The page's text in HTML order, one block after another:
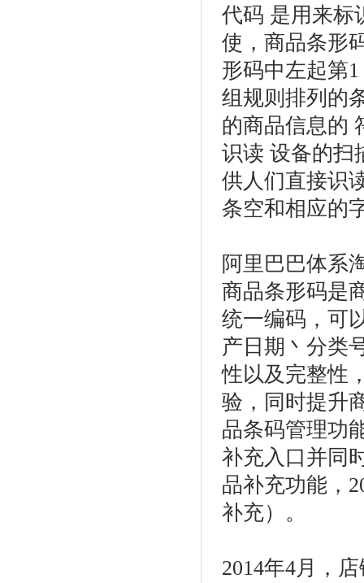
代码 是用来标
使，商品条形
形码中左起第1
组规则排列的
的商品信息的
识读 设备的扫
供人们直接识
条空和相应的
阿里巴巴体系
商品条形码是
统一编码，可
产日期丶分类
性以及完整性
验，同时提升
品条码管理功
补充入口并同
品补充功能，
补充）。
2014年4月，